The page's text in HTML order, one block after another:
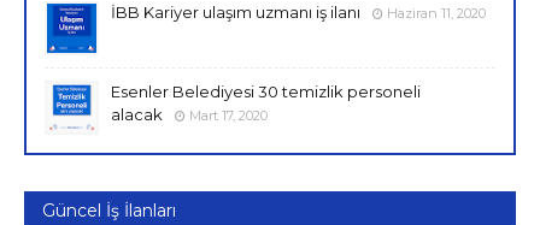
İBB Kariyer ulaşım uzmanı iş ilanı Haziran 11, 2020
Esenler Belediyesi 30 temizlik personeli
alacak
Mart 17, 2020
Güncel İş İlanları